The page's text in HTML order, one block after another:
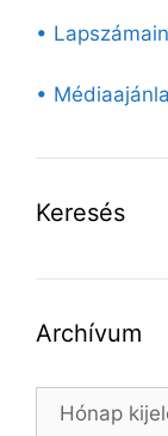
•
•
Keresés
Archívum
Archívum